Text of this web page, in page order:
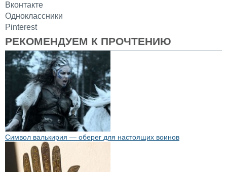
Вконтакте
Одноклассники
Pinterest
РЕКОМЕНДУЕМ К ПРОЧТЕНИЮ
Символ валькирия — оберег для настоящих воинов